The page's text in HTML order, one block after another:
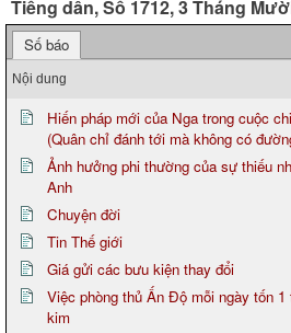
Tiếng dân, Số 1712, 3 Tháng
Số báo
Nội dung
Hiến pháp mới của Nga trong cuộc
(Quân chỉ đánh tới mà không có
Ảnh hưởng phi thường của sự thiếu
Anh
Chuyện đời
Tin Thế giới
Giá gửi các bưu kiện thay đổi
Việc phòng thủ Ấn Độ mỗi ngày tốn 1
kim